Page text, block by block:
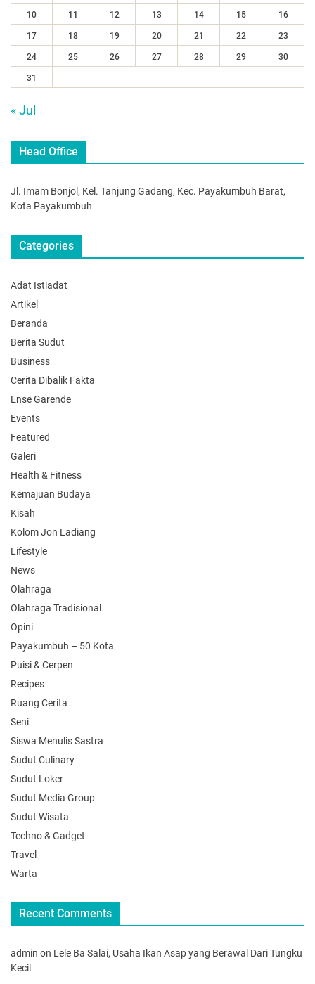
10 11 12 13 14 15 16
17 18 19 20 21 22 23
24 25 26 27 28 29 30
31
« Jul
Head Office
Jl. Imam Bonjol, Kel. Tanjung Gadang, Kec. Payakumbuh Barat,
Kota Payakumbuh
Categories
Adat Istiadat
Artikel
Beranda
Berita Sudut
Business
Cerita Dibalik Fakta
Ense Garende
Events
Featured
Galeri
Health & Fitness
Kemajuan Budaya
Kisah
Kolom Jon Ladiang
Lifestyle
News
Olahraga
Olahraga Tradisional
Opini
Payakumbuh – 50 Kota
Puisi & Cerpen
Recipes
Ruang Cerita
Seni
Siswa Menulis Sastra
Sudut Culinary
Sudut Loker
Sudut Media Group
Sudut Wisata
Techno & Gadget
Travel
Warta
Recent Comments
admin on Lele Ba Salai, Usaha Ikan Asap yang Berawal Dari Tungku
Kecil